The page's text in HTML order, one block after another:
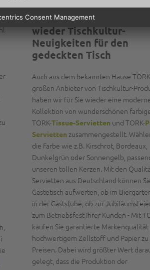
TORK bietet dieses Jahr
wieder Tischkultur-
Neuigkeiten für den
gedeckten Tisch
Auch aus dem bekannten Hause
großen Anbieter von Tischkultur-
haben wir für Sie wieder eine
Kollektion von wunderschönen
TORK-Tissue-Servietten und TORK-
Serviettenzusammengestellt.
die Farbe wie z.B. Kirschrot, Bordeaux,
Dunkelgrün oder Sonnengelb,
unseren tollen Kerzen. Mit den
Servietten aus Deutschland können
Gästetisch aufwerten, ob im
in der Gaststube, ob zur
zum Betriebsfest Ihrer Kunden - Mit
kaufen Sie garantierte Markenqualität
hochwertigem Zellstoff und Papier
Preisen. Dabei wird größter Wert
gelegt, dass die Produktion der